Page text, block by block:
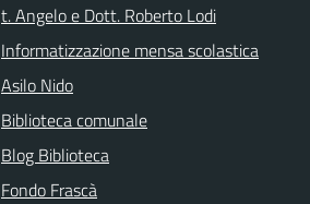
t. Angelo e Dott. Roberto Lodi
Informatizzazione mensa scolastica
Asilo Nido
Biblioteca comunale
Blog Biblioteca
Fondo Frascà